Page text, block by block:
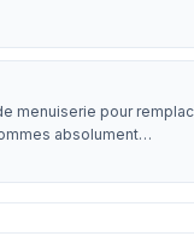
menuiserie pour
absolument…